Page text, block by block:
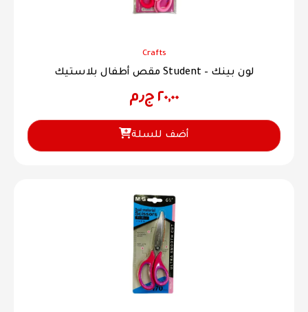
Crafts
مقص أطفال بلاستيك Student – لون بينك
٢٠,٠٠ ج٫م
أضف للسلة